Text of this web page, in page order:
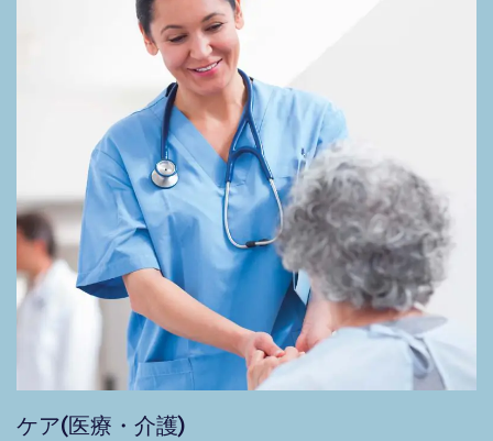
ケア(医療・介護)